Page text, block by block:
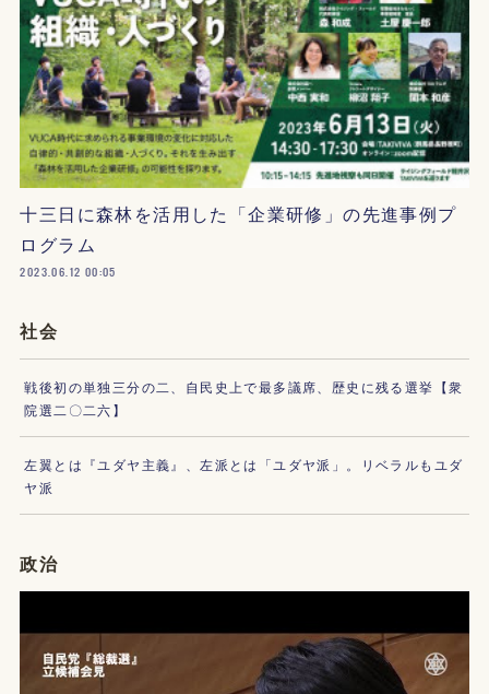
十三日に森林を活用した「企業研修」の先進事例プ
ログラム
2023.06.12 00:05
社会
戦後初の単独三分の二、自民史上で最多議席、歴史に残る選挙【衆
院選二〇二六】
左翼とは『ユダヤ主義』、左派とは「ユダヤ派」。リベラルもユダ
ヤ派
政治